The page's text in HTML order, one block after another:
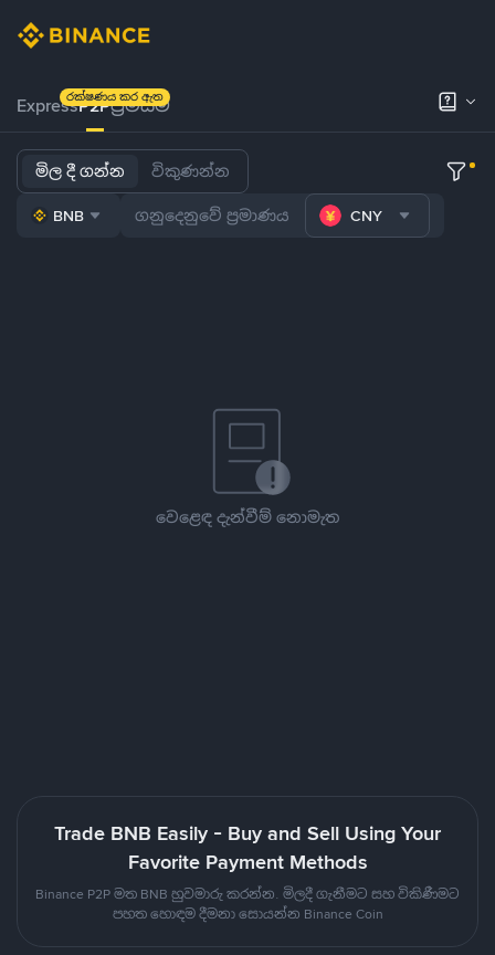
ExpressP2Pප්‍රිමියම්
රක්ෂණය කර ඇත
මිල දී ගන්න විකුණන්න
BNB CNY
වෙළෙඳ දැන්වීම් නොමැත
Trade BNB Easily - Buy and Sell Using Your
Favorite Payment Methods
Binance P2P මත BNB හුවමාරු කරන්න. මිලදී ගැනීමට සහ විකිණීමට
පහත හොඳම දීමනා සොයන්න Binance Coin